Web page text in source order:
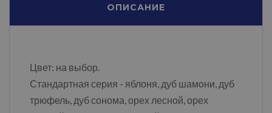
ОПИСАНИЕ
Цвет: на выбор.
Стандартная серия - яблоня, дуб шамони, дуб
трюфель, дуб сонома, орех лесной, орех